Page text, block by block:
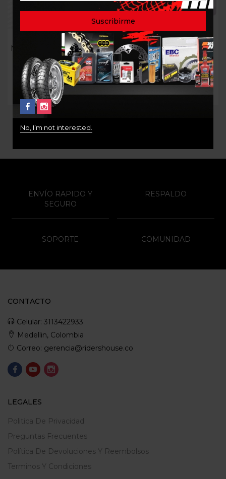
Bolsa Herramientas
Manillar Acerbis Manubag –
Negro/Gris
$169.000
KIT DE DESPINCHE
$18.000
No, I’m not interested.
ENVÍO RAPIDO Y
SEGURO
RESPALDO
SOPORTE COMUNIDAD
CONTACTO
Celular: 3113422933
Medellin, Colombia
Correo: gerencia@ridershouse.co
LEGALES
Politica De Privacidad
Preguntas Frecuentes
Política De Devoluciones Y Reembolsos
Terminos Y Condiciones